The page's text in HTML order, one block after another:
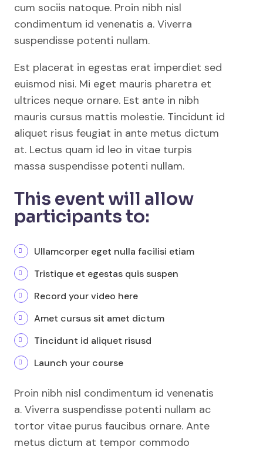
cum sociis natoque. Proin nibh nisl
condimentum id venenatis a. Viverra
suspendisse potenti nullam.
Est placerat in egestas erat imperdiet sed
euismod nisi. Mi eget mauris pharetra et
ultrices neque ornare. Est ante in nibh
mauris cursus mattis molestie. Tincidunt id
aliquet risus feugiat in ante metus dictum
at. Lectus quam id leo in vitae turpis
massa suspendisse potenti nullam.
This event will allow
participants to:
Ullamcorper eget nulla facilisi etiam
Tristique et egestas quis suspen
Record your video here
Amet cursus sit amet dictum
Tincidunt id aliquet risusd
Launch your course
Proin nibh nisl condimentum id venenatis
a. Viverra suspendisse potenti nullam ac
tortor vitae purus faucibus ornare. Ante
metus dictum at tempor commodo